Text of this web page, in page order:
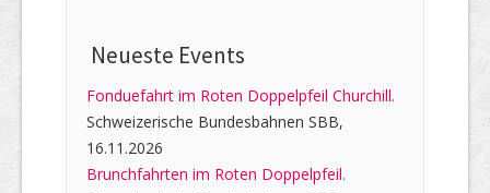
Neueste Events
Fonduefahrt im Roten Doppelpfeil Churchill.
Schweizerische Bundesbahnen SBB,
16.11.2026
Brunchfahrten im Roten Doppelpfeil.